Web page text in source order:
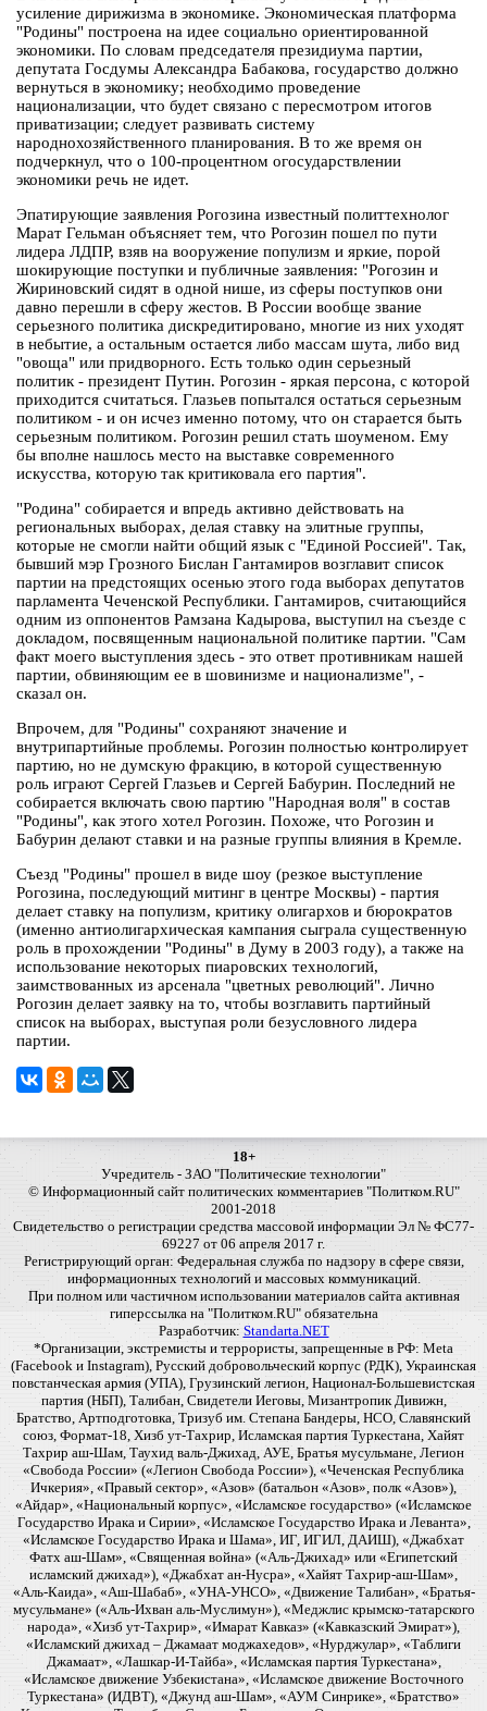
усиление дирижизма в экономике. Экономическая платформа
"Родины" построена на идее социально ориентированной
экономики. По словам председателя президиума партии,
депутата Госдумы Александра Бабакова, государство должно
вернуться в экономику; необходимо проведение
национализации, что будет связано с пересмотром итогов
приватизации; следует развивать систему
народнохозяйственного планирования. В то же время он
подчеркнул, что о 100-процентном огосударствлении
экономики речь не идет.
Эпатирующие заявления Рогозина известный политтехнолог
Марат Гельман объясняет тем, что Рогозин пошел по пути
лидера ЛДПР, взяв на вооружение популизм и яркие, порой
шокирующие поступки и публичные заявления: "Рогозин и
Жириновский сидят в одной нише, из сферы поступков они
давно перешли в сферу жестов. В России вообще звание
серьезного политика дискредитировано, многие из них уходят
в небытие, а остальным остается либо массам шута, либо вид
"овоща" или придворного. Есть только один серьезный
политик - президент Путин. Рогозин - яркая персона, с которой
приходится считаться. Глазьев попытался остаться серьезным
политиком - и он исчез именно потому, что он старается быть
серьезным политиком. Рогозин решил стать шоуменом. Ему
бы вполне нашлось место на выставке современного
искусства, которую так критиковала его партия".
"Родина" собирается и впредь активно действовать на
региональных выборах, делая ставку на элитные группы,
которые не смогли найти общий язык с "Единой Россией". Так,
бывший мэр Грозного Бислан Гантамиров возглавит список
партии на предстоящих осенью этого года выборах депутатов
парламента Чеченской Республики. Гантамиров, считающийся
одним из оппонентов Рамзана Кадырова, выступил на съезде с
докладом, посвященным национальной политике партии. "Сам
факт моего выступления здесь - это ответ противникам нашей
партии, обвиняющим ее в шовинизме и национализме", -
сказал он.
Впрочем, для "Родины" сохраняют значение и
внутрипартийные проблемы. Рогозин полностью контролирует
партию, но не думскую фракцию, в которой существенную
роль играют Сергей Глазьев и Сергей Бабурин. Последний не
собирается включать свою партию "Народная воля" в состав
"Родины", как этого хотел Рогозин. Похоже, что Рогозин и
Бабурин делают ставки и на разные группы влияния в Кремле.
Съезд "Родины" прошел в виде шоу (резкое выступление
Рогозина, последующий митинг в центре Москвы) - партия
делает ставку на популизм, критику олигархов и бюрократов
(именно антиолигархическая кампания сыграла существенную
роль в прохождении "Родины" в Думу в 2003 году), а также на
использование некоторых пиаровских технологий,
заимствованных из арсенала "цветных революций". Лично
Рогозин делает заявку на то, чтобы возглавить партийный
список на выборах, выступая роли безусловного лидера
партии.
18+
Учредитель - ЗАО "Политические технологии"
© Информационный сайт политических комментариев "Политком.RU"
2001-2018
Свидетельство о регистрации средства массовой информации Эл № ФС77-
69227 от 06 апреля 2017 г.
Регистрирующий орган: Федеральная служба по надзору в сфере связи,
информационных технологий и массовых коммуникаций.
При полном или частичном использовании материалов сайта активная
гиперссылка на "Политком.RU" обязательна
Разработчик: Standarta.NET
*Организации, экстремисты и террористы, запрещенные в РФ: Meta
(Facebook и Instagram), Русский добровольческий корпус (РДК), Украинская
повстанческая армия (УПА), Грузинский легион, Национал-Большевистская
партия (НБП), Талибан, Свидетели Иеговы, Мизантропик Дивижн,
Братство, Артподготовка, Тризуб им. Степана Бандеры, НСО, Славянский
союз, Формат-18, Хизб ут-Тахрир, Исламская партия Туркестана, Хайят
Тахрир аш-Шам, Таухид валь-Джихад, АУЕ, Братья мусульмане, Легион
«Свобода России» («Легион Свобода России»), «Чеченская Республика
Ичкерия», «Правый сектор», «Азов» (батальон «Азов», полк «Азов»),
«Айдар», «Национальный корпус», «Исламское государство» («Исламское
Государство Ирака и Сирии», «Исламское Государство Ирака и Леванта»,
«Исламское Государство Ирака и Шама», ИГ, ИГИЛ, ДАИШ), «Джабхат
Фатх аш-Шам», «Священная война» («Аль-Джихад» или «Египетский
исламский джихад»), «Джабхат ан-Нусра», «Хайят Тахрир-аш-Шам»,
«Аль-Каида», «Аш-Шабаб», «УНА-УНСО», «Движение Талибан», «Братья-
мусульмане» («Аль-Ихван аль-Муслимун»), «Меджлис крымско-татарского
народа», «Хизб ут-Тахрир», «Имарат Кавказ» («Кавказский Эмират»),
«Исламский джихад – Джамаат моджахедов», «Нурджулар», «Таблиги
Джамаат», «Лашкар-И-Тайба», «Исламская партия Туркестана»,
«Исламское движение Узбекистана», «Исламское движение Восточного
Туркестана» (ИДВТ), «Джунд аш-Шам», «АУМ Синрике», «Братство»